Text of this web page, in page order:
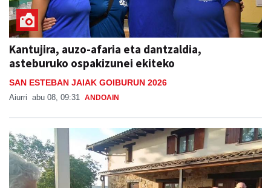
Kantujira, auzo-afaria eta dantzaldia,
asteburuko ospakizunei ekiteko
SAN ESTEBAN JAIAK GOIBURUN 2026
Aiurri abu 08, 09:31 ANDOAIN